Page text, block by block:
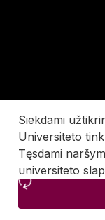
Siekdami
Universiteto
Tęsdami
universiteto